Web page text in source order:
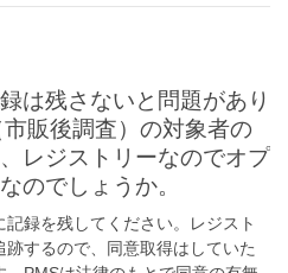
販後調査）の対象者の
レジストリーなのでオプ
のでしょうか。
録を残してください。レジスト
するので、同意取得はしていた